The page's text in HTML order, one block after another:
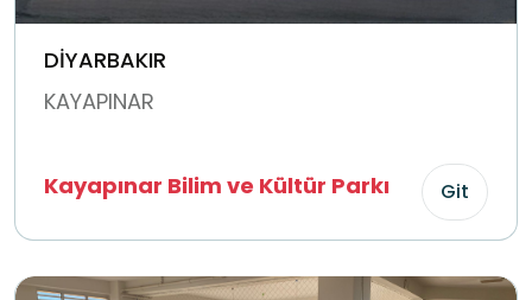
DİYARBAKIR
KAYAPINAR
Kayapınar Bilim ve Kültür Parkı Git